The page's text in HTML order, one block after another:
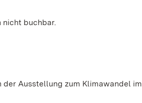
nicht buchbar.
der Ausstellung zum Klimawandel im